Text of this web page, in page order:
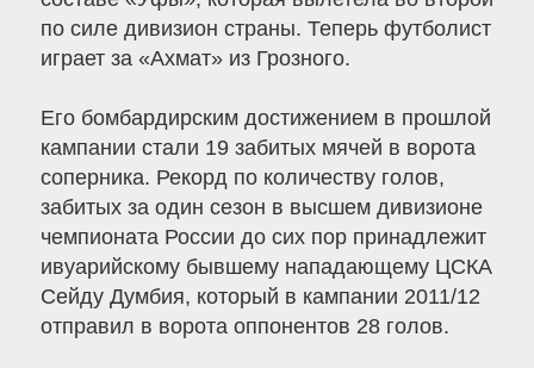
по силе дивизион страны. Теперь футболист
играет за «Ахмат» из Грозного.
Его бомбардирским достижением в прошлой
кампании стали 19 забитых мячей в ворота
соперника. Рекорд по количеству голов,
забитых за один сезон в высшем дивизионе
чемпионата России до сих пор принадлежит
ивуарийскому бывшему нападающему ЦСКА
Сейду Думбия, который в кампании 2011/12
отправил в ворота оппонентов 28 голов.